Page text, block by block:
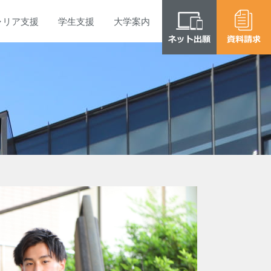
リア支援 学生支援 大学案内